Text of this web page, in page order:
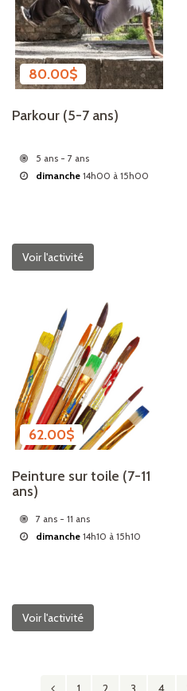
80.00$
Parkour (5-7 ans)
5 ans - 7 ans
dimanche 14h00 à 15h00
Voir l'activité
62.00$
Peinture sur toile (7-11
ans)
7 ans - 11 ans
dimanche 14h10 à 15h10
Voir l'activité